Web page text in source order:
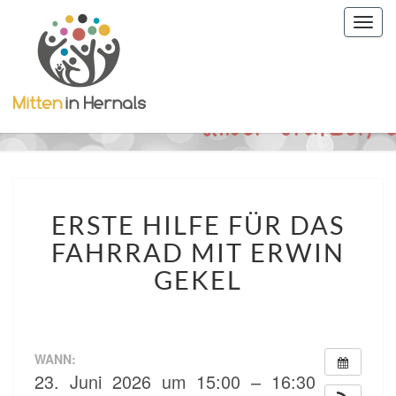
HILFE
FÜR
DAS
FAHRRAD
ERSTE HILFE FÜR DAS
FAHRRAD MIT ERWIN
GEKEL
WANN:
23. Juni 2026 um 15:00 – 16:30